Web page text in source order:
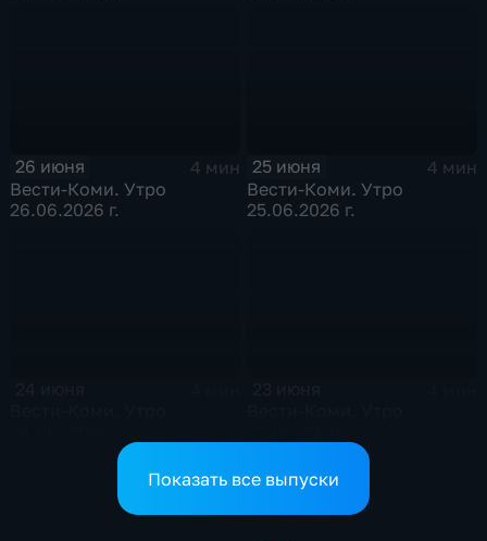
26 июня
4 мин
Вести-Коми. Утро
26.06.2026 г.
25 июня
4 мин
Вести-Коми. Утро
25.06.2026 г.
Показать все выпуски